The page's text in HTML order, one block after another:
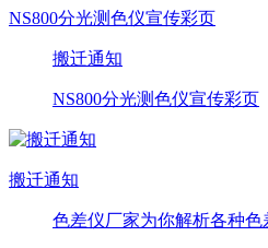
NS800分光测色仪宣传彩页
搬迁通知
NS800分光测色仪宣传彩页
搬迁通知
色差仪厂家为你解析各种色